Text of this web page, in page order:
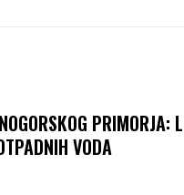
PRIMORJA:
VODA